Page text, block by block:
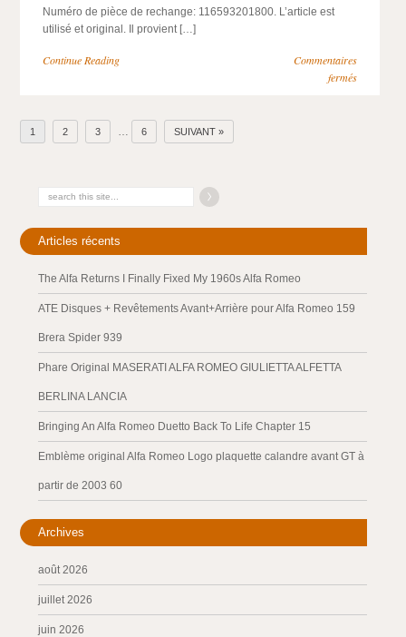
Numéro de pièce de rechange: 116593201800. L’article est
utilisé et original. Il provient […]
Continue Reading
Commentaires
fermés
1 2 3 … 6 SUIVANT »
Articles récents
The Alfa Returns I Finally Fixed My 1960s Alfa Romeo
ATE Disques + Revêtements Avant+Arrière pour Alfa Romeo 159
Brera Spider 939
Phare Original MASERATI ALFA ROMEO GIULIETTA ALFETTA
BERLINA LANCIA
Bringing An Alfa Romeo Duetto Back To Life Chapter 15
Emblème original Alfa Romeo Logo plaquette calandre avant GT à
partir de 2003 60
Archives
août 2026
juillet 2026
juin 2026